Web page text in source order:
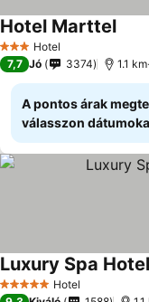
3 Kategória
Hotel
Hotel Marttel
7,7 Jó 3374 1.1
A pontos árak
válasszon
5 KategóriaHotel
Luxury Spa